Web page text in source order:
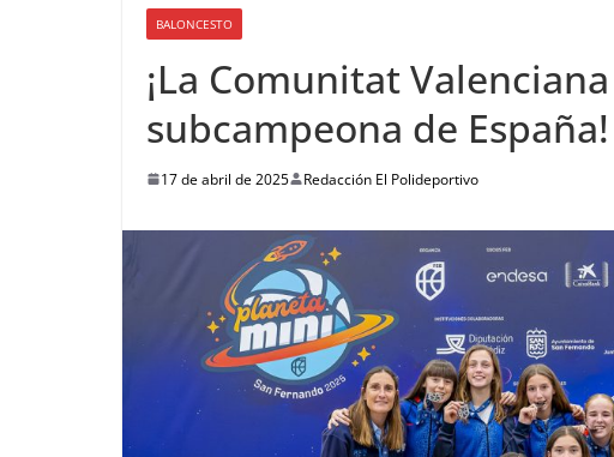
BALONCESTO
¡La Comunitat
subcampeona de España!
17 de abril de 2025 Redacción El Polideportivo